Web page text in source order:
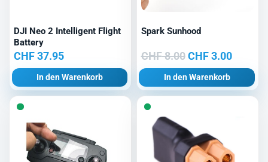
DJI Neo 2 Intelligent Flight
Battery
CHF37.95
In den Warenkorb
Spark Sunhood
CHF8.00 Ursprünglicher
Preis
war:
CHF3.00
Preis
ist:
CHF
In den Warenkorb